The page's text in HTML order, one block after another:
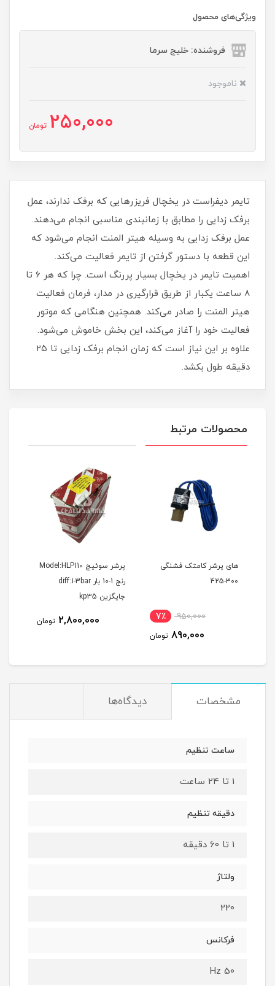
ویژگی‌های محصول
فروشنده: خلیج سرما
ناموجود
250,000 تومان
تایمر دیفراست در یخچال فریزرهایی که برفک ندارند، عمل
برفک زدایی را مطابق با زمانبندی مناسبی انجام می‌دهند.
عمل برفک زدایی به وسیله هیتر المنت انجام می‌شود که
این قطعه با دستور گرفتن از تایمر فعالیت می‌کند.
اهمیت تایمر در یخچال بسیار پررنگ است. چرا که هر 6 تا
8 ساعت یکبار از طریق قرارگیری در مدار، فرمان فعالیت
هیتر المنت را صادر می‌کند. همچنین هنگامی که موتور
فعالیت خود را آغاز می‌کند، این بخش خاموش می‌شود.
علاوه بر این نیاز است که زمان انجام برفک‌ زدایی تا ۲۵
دقیقه طول بکشد.
محصولات مرتبط
های پرشر کامتک فشنگی
300-425
950,000 7٪
890,000 تومان
پرشر سوئیچ Model:HLP110
رنج 1-10 بار diff:1-3bar
جایگزین kp35
2,800,000 تومان
مشخصات دیدگاه‌ها
ساعت تنظیم
1 تا 24 ساعت
دقیقه تنظیم
1 تا 60 دقیقه
ولتاژ
220
فرکانس
50 Hz